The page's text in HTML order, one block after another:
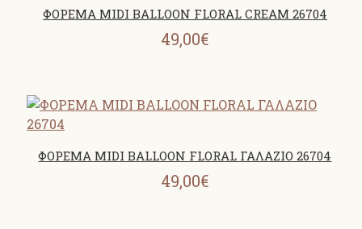
ΦΟΡΕΜΑ MIDI BALLOON FLORAL CREAM 26704
49,00€
ΦΟΡΕΜΑ MIDI BALLOON FLORAL ΓΑΛΑΖΙΟ 26704
49,00€